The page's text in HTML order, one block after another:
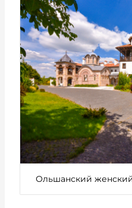
Ольшанский женский